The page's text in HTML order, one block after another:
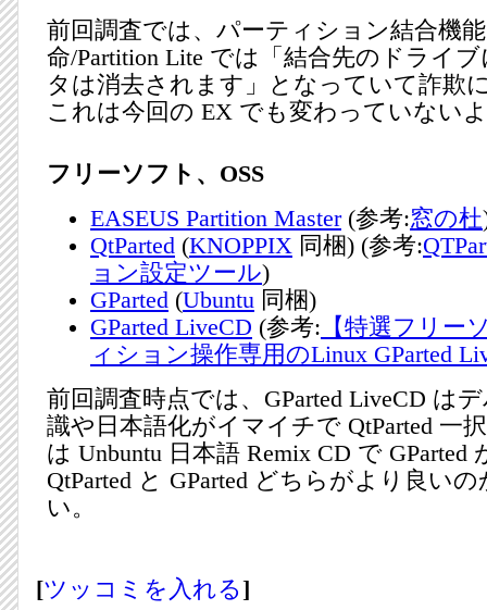
前回調査では、パーティション結合機
命/Partition Lite では「結合先のドライ
タは消去されます」となっていて詐欺
これは今回の EX でも変わっていない
フリーソフト、OSS
EASEUS Partition Master(参考:窓の杜
QtParted (KNOPPIX 同梱) (参考:
ョン設定ツール)
GParted (Ubuntu 同梱)
GParted LiveCD (参考: 【特選フリー
ィション操作専用のLinux GParted
前回調査時点では、GParted LiveCD は
識や日本語化がイマイチで QtParted 一
は Unbuntu 日本語 Remix CD で GParted
QtParted と GParted どちらがより良い
い。
[ツッコミを入れる]